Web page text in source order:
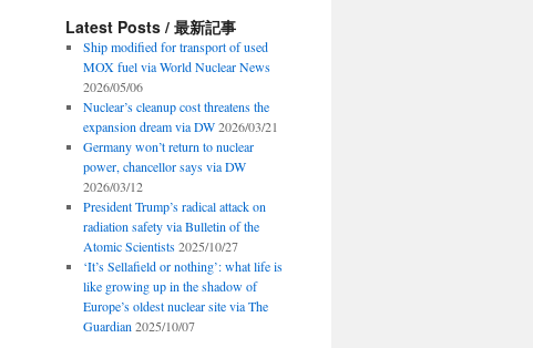
Latest Posts / 最新記事
Ship modified for transport of used
MOX fuel via World Nuclear News
2026/05/06
Nuclear’s cleanup cost threatens the
expansion dream via DW 2026/03/21
Germany won’t return to nuclear
power, chancellor says via DW
2026/03/12
President Trump’s radical attack on
radiation safety via Bulletin of the
Atomic Scientists 2025/10/27
‘It’s Sellafield or nothing’: what life is
like growing up in the shadow of
Europe’s oldest nuclear site via The
Guardian 2025/10/07